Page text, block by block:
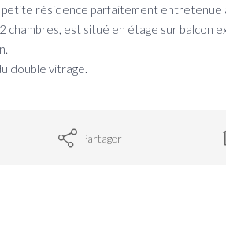
résidence parfaitement entretenue
est situé en étage sur balcon
double vitrage.
Partager